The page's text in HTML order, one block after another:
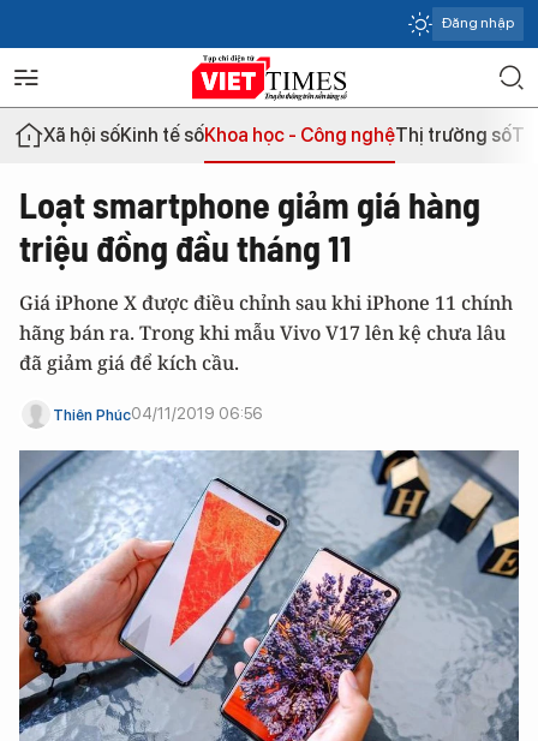
Đăng nhập
Xã hội sốKinh tế sốKhoa học - Công nghệThị trường số
Loạt smartphone giảm giá hàng
triệu đồng đầu tháng 11
Giá iPhone X được điều chỉnh sau khi iPhone 11 chính
hãng bán ra. Trong khi mẫu Vivo V17 lên kệ chưa lâu
đã giảm giá để kích cầu.
Thiên Phúc04/11/2019 06:56